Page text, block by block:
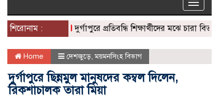
Toggle
শিরোনাম :
দুর্গাপুরে প্রতিবন্ধি শিক্ষার্থীদের মঝে চারা বিতরণ
Home দেশজুড়ে ,ময়মনসিংহ বিভাগ
দুর্গাপুরে ছিন্নমুল মানুষদের কম্বল দিলেন,
রিকশাচালক তারা মিয়া